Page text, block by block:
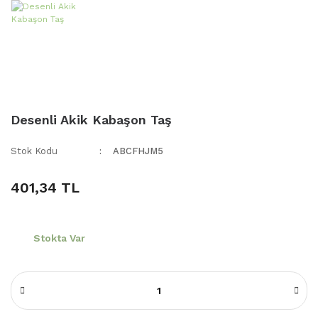
Desenli Akik Kabaşon Taş
Stok Kodu ABCFHJM5
401,34 TL
Stokta Var